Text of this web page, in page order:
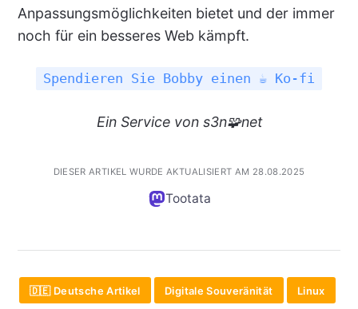
Anpassungsmöglichkeiten bietet und der immer
noch für ein besseres Web kämpft.
Spendieren Sie Bobby einen ☕ Ko-fi
Ein Servicevon s3n🧩net
DIESER ARTIKEL WURDE AKTUALISIERT AM 28.08.2025
Tootata
🇩🇪 Deutsche Artikel Digitale Souveränität Linux